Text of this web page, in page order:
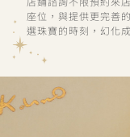
座位，與提供更完善
選珠寶的時刻，幻化